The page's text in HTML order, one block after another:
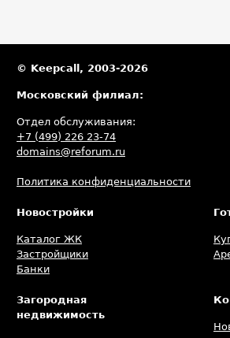
© Keepcall, 2003-2026
Московский филиал:
Отдел обслуживания:
+7 (499) 226 23-74
domains@reforum.ru
Политика конфиденциальности
Новостройки
Каталог ЖК
Застройщики
Банки
Загородная
недвижимость